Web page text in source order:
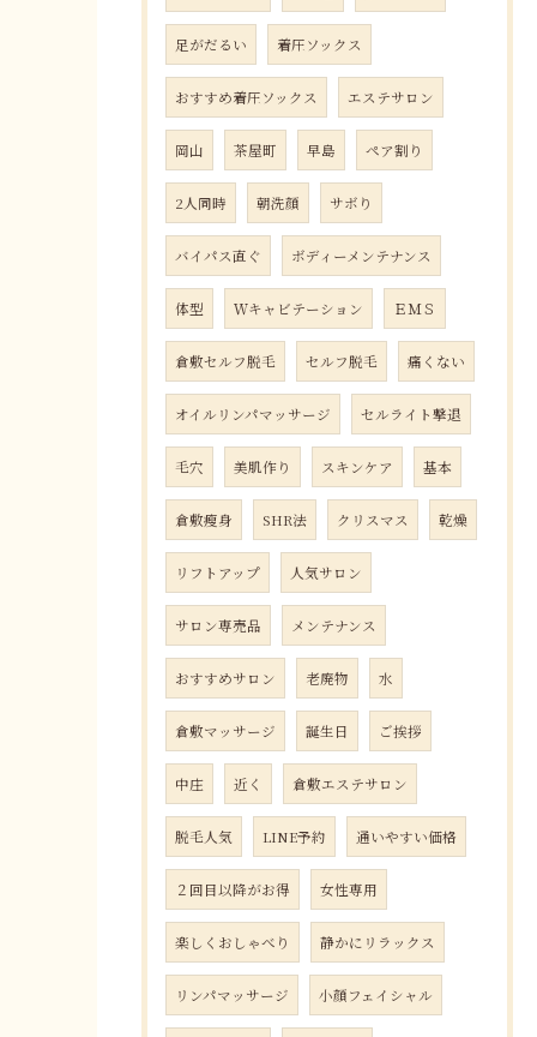
足がだるい 着圧ソックス
おすすめ着圧ソックス エステサロン
岡山 茶屋町 早島 ペア割り
2人同時 朝洗顔 サボり
バイパス直ぐ ボディーメンテナンス
体型 Ｗキャビテーション ＥＭＳ
倉敷セルフ脱毛 セルフ脱毛 痛くない
オイルリンパマッサージ セルライト撃退
毛穴 美肌作り スキンケア 基本
倉敷瘦身 SHR法 クリスマス 乾燥
リフトアップ 人気サロン
サロン専売品 メンテナンス
おすすめサロン 老廃物 水
倉敷マッサージ 誕生日 ご挨拶
中庄 近く 倉敷エステサロン
脱毛人気 LINE予約 通いやすい価格
２回目以降がお得 女性専用
楽しくおしゃべり 静かにリラックス
リンパマッサージ 小顔フェイシャル